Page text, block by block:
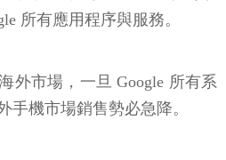
所有應用程序與服務。
外市場，一旦 Google 所有系
手機市場銷售勢必急降。